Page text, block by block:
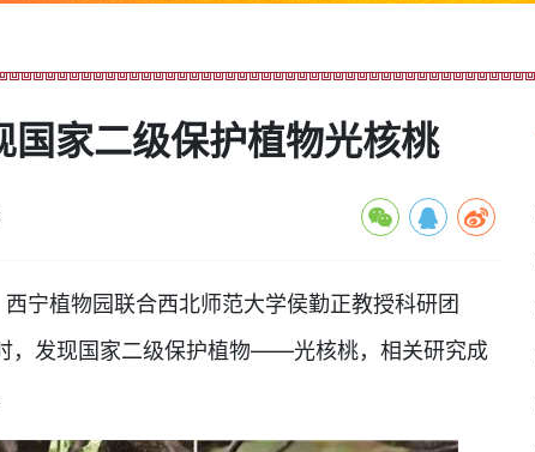
国家二级保护植物光核桃
植物园联合西北师范大学侯勤正教授科研团
，发现国家二级保护植物——光核桃，相关研究成